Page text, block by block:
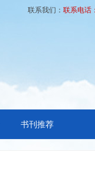
联系我们： 联系电话
书刊推荐